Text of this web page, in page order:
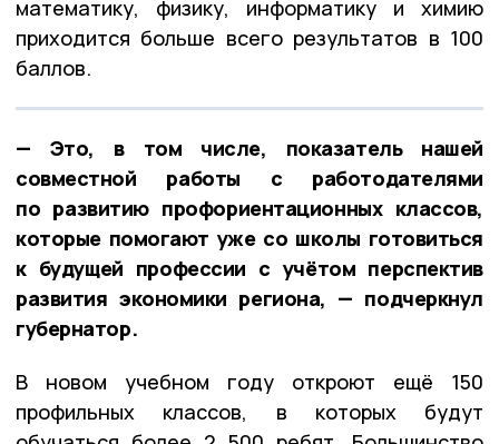
математику, физику, информатику и химию
приходится больше всего результатов в 100
баллов.
— Это, в том числе, показатель нашей
совместной работы с работодателями
по развитию профориентационных классов,
которые помогают уже со школы готовиться
к будущей профессии с учётом перспектив
развития экономики региона, — подчеркнул
губернатор.
В новом учебном году откроют ещё 150
профильных классов, в которых будут